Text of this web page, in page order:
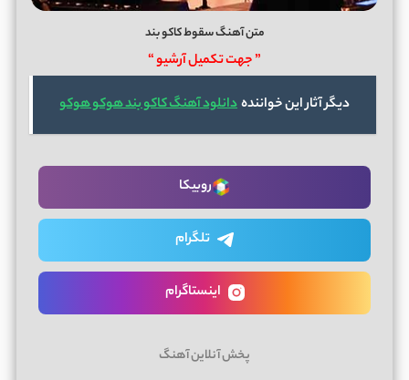
متن آهنگ سقوط کاکو بند
” جهت تکمیل آرشیو “
دیگر آثار این خوانندهدانلود آهنگ کاکو بند هوکو هوکو
روبیکا
تلگرام
اینستاگرام
پخش آنلاین آهنگ